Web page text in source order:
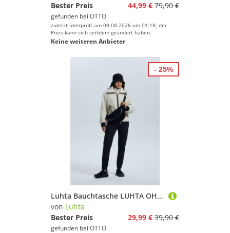
Bester Preis
44,99 € 79,90 €
gefunden bei OTTO
zuletzt überprüft am 09.08.2026 um 01:18; der
Preis kann sich seitdem geändert haben.
Keine weiteren Anbieter
Luhta Bauchtasche LUHTA OHENSAARI, mit Reißverschluss
von Luhta
Bester Preis
29,99 € 39,90 €
gefunden bei OTTO
- 25%